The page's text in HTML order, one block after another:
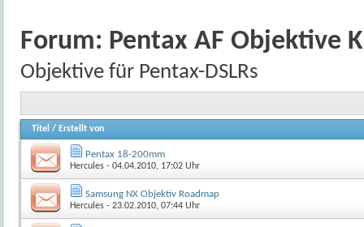
Forum: Pentax AF Objektive
Objektive für Pentax-DSLRs
Titel / Erstellt von
Pentax 18-200mm
Hercules - 04.04.2010, 17:02 Uhr
Samsung NX Objektiv Roadmap
Hercules - 23.02.2010, 07:44 Uhr